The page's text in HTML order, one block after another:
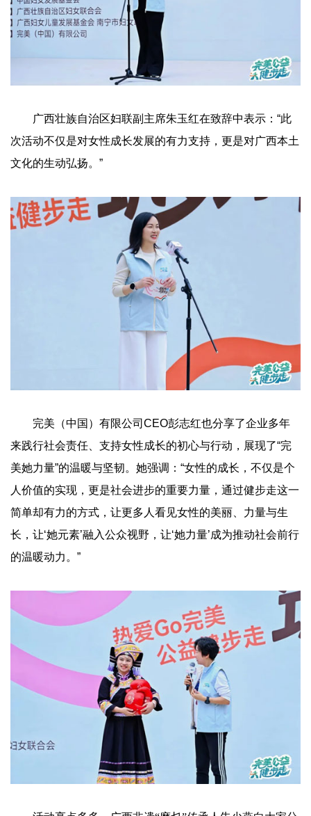
广西壮族自治区妇联副主席朱玉红在致辞中表示：“此
次活动不仅是对女性成长发展的有力支持，更是对广西本土
文化的生动弘扬。”
完美（中国）有限公司CEO彭志红也分享了企业多年
来践行社会责任、支持女性成长的初心与行动，展现了“完
美她力量”的温暖与坚韧。她强调：“女性的成长，不仅是个
人价值的实现，更是社会进步的重要力量，通过健步走这一
简单却有力的方式，让更多人看见女性的美丽、力量与生
长，让‘她元素’融入公众视野，让‘她力量’成为推动社会前行
的温暖动力。”